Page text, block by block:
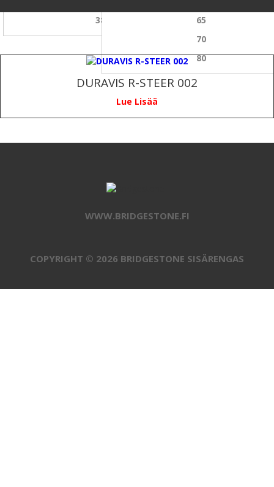
385
65
70
80
DURAVIS R-STEER 002
Lue Lisää
WWW.BRIDGESTONE.FI
COPYRIGHT © 2026 BRIDGESTONE SISÄRENGAS